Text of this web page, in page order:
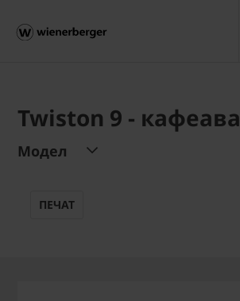
Twiston 9 - кафеава
Модел
ПЕЧАТ